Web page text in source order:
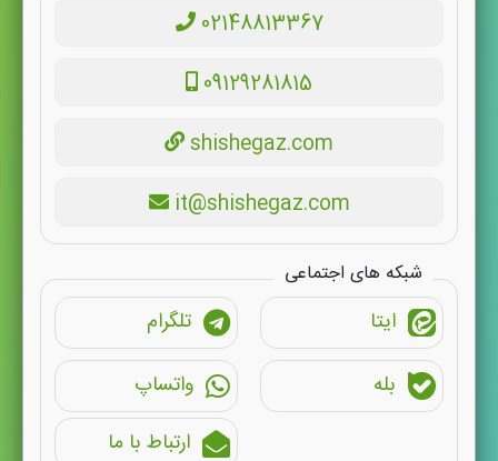
02148813367
09129281815
shishegaz.com
it@shishegaz.com
شبکه های اجتماعی
تلگرام
واتساپ
ارتباط با ما
ایتا
بله